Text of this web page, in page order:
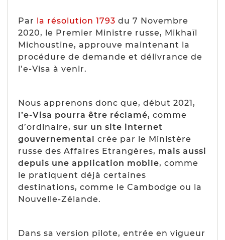
Par la résolution 1793 du 7 Novembre
2020, le Premier Ministre russe, Mikhaïl
Michoustine, approuve maintenant la
procédure de demande et délivrance de
l’e-Visa à venir.
Nous apprenons donc que, début 2021,
l’e-Visa pourra être réclamé, comme
d’ordinaire, sur un site internet
gouvernemental
crée par le Ministère
russe des Affaires Etrangères, mais aussi
depuis une application mobile, comme
le pratiquent déjà certaines
destinations, comme le Cambodge ou la
Nouvelle-Zélande.
Dans sa version pilote, entrée en vigueur